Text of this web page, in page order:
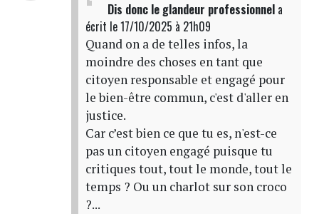
Dis donc le glandeur professionnela
écrit le 17/10/2025 à 21h09
Quand on a de telles infos, la
moindre des choses en tant que
citoyen responsable et engagé pour
le bien-être commun, c'est d'aller en
justice.
Car c’est bien ce que tu es, n'est-ce
pas un citoyen engagé puisque tu
critiques tout, tout le monde, tout le
temps ? Ou un charlot sur son croco
?...